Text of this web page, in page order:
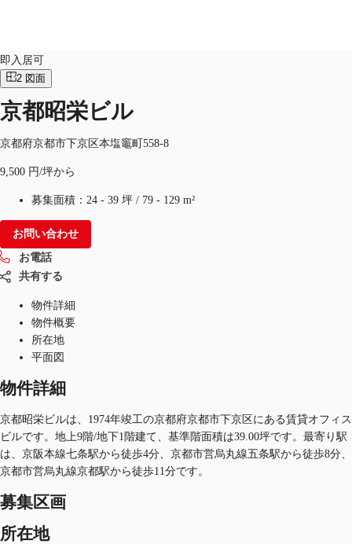
オフィス・事務所
倉庫・物流センター
地図検索
記事
仲介会社様はこちらへ
お気に入り
JP
お電話 お問合せ
即入居可
2 図面
京都昭栄ビル
京都府京都市下京区本塩竈町558-8
9,500 円/坪から
募集面積： 24 - 39 坪 / 79 - 129 m²
お問い合わせ
お電話
共有する
物件詳細
物件概要
所在地
平面図
物件詳細
京都昭栄ビルは、1974年竣工の京都府京都市下京区にある賃貸オフィス
ビルです。地上9階/地下1階建て、基準階面積は39.00坪です。最寄り駅
は、京阪本線七条駅から徒歩4分、京都市営烏丸線五条駅から徒歩8分、
京都市営烏丸線京都駅から徒歩11分です。
募集区画
所在地